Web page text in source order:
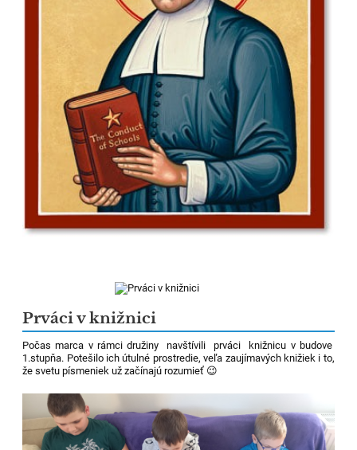
Prváci v knižnici
Počas marca v rámci družiny navštívili prváci knižnicu v budove
1.stupňa. Potešilo ich útulné prostredie, veľa zaujímavých knižiek i to,
že svetu písmeniek už začínajú rozumieť 😉